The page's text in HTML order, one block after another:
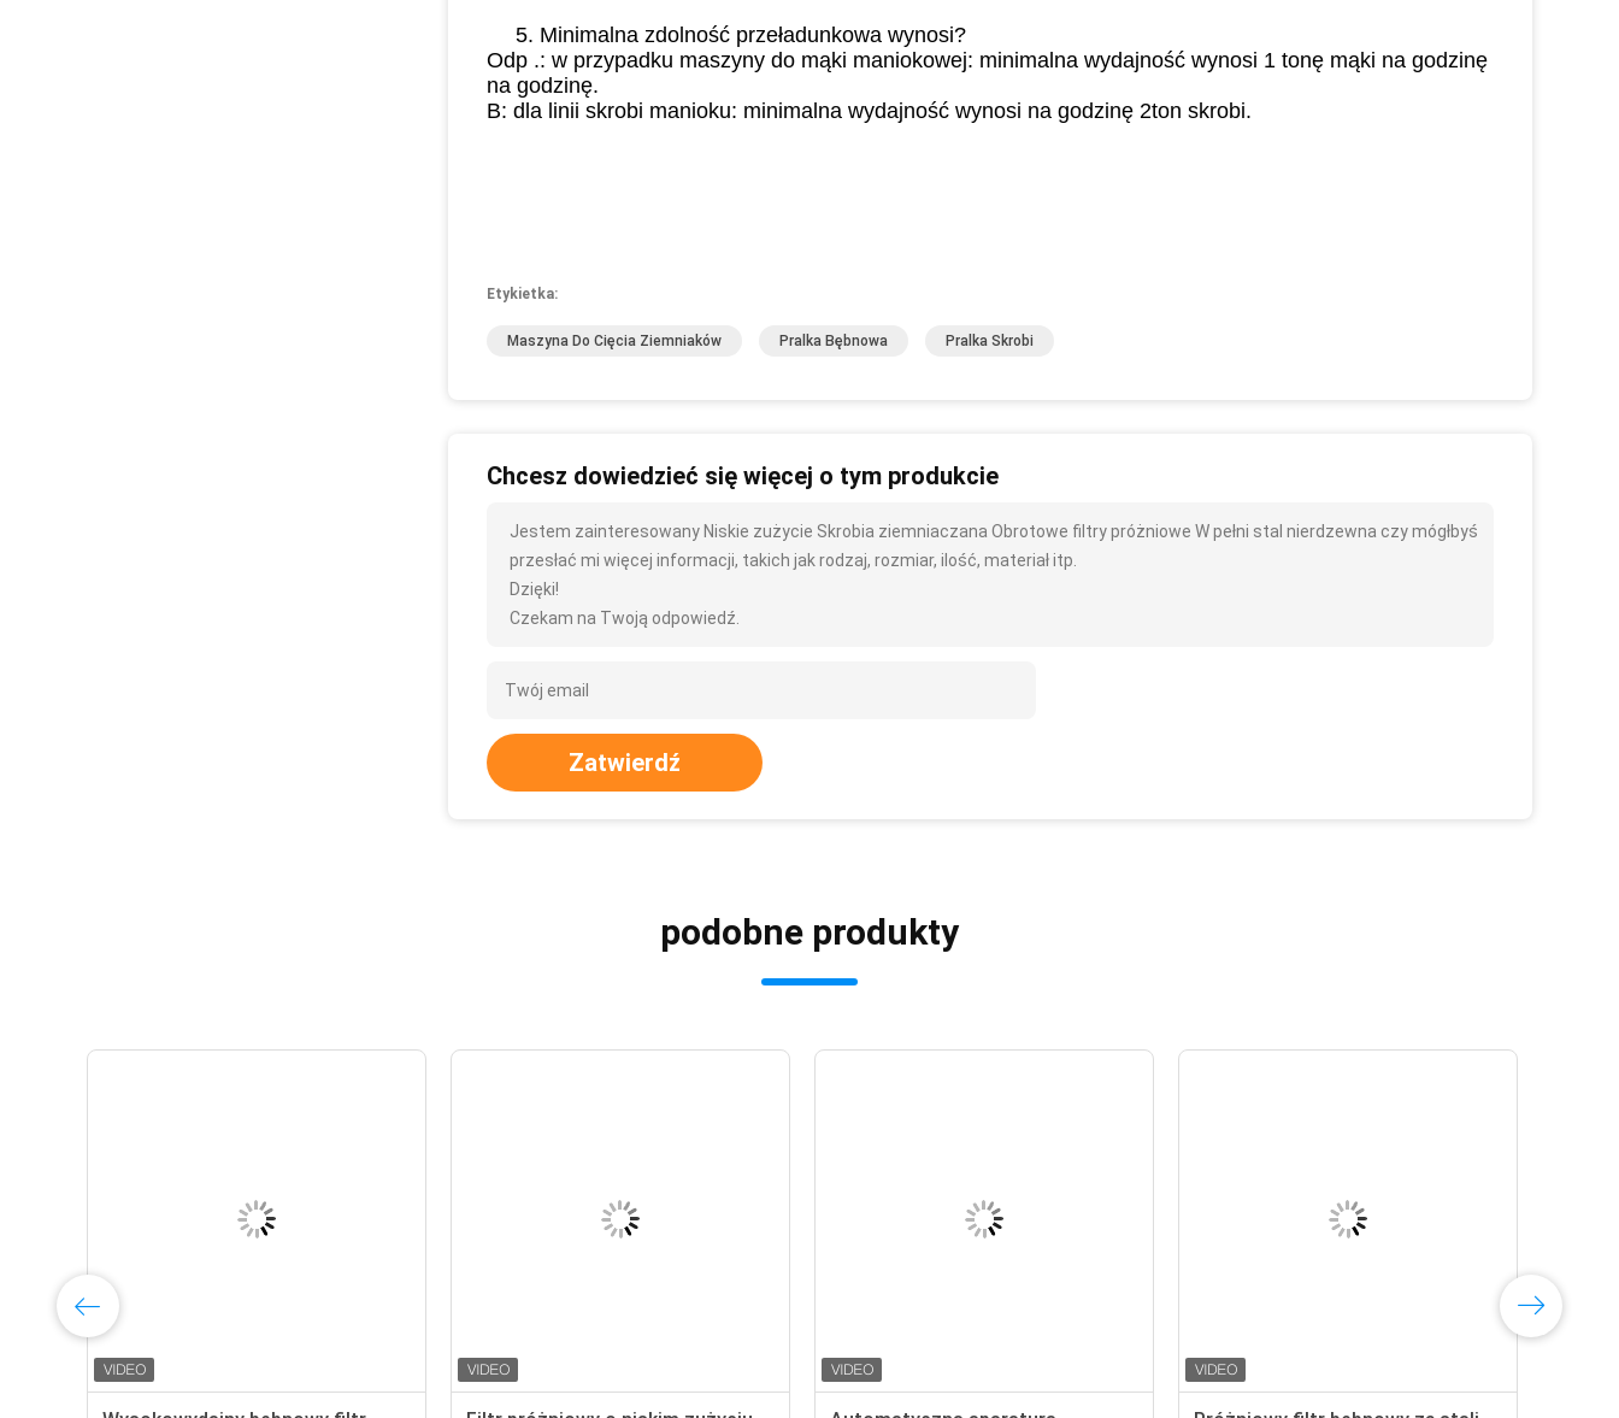
5. Minimalna zdolność przeładunkowa wynosi?
Odp .: w przypadku maszyny do mąki maniokowej: minimalna wydajność wynosi 1 tonę mąki na godzinę
na godzinę.
B: dla linii skrobi manioku: minimalna wydajność wynosi na godzinę 2ton skrobi.
Etykietka:
Maszyna Do Cięcia Ziemniaków Pralka Bębnowa Pralka Skrobi
Chcesz dowiedzieć się więcej o tym produkcie
Jestem zainteresowany Niskie zużycie Skrobia ziemniaczana Obrotowe filtry próżniowe W pełni stal nierdzewna czy mógłbyś
przesłać mi więcej informacji, takich jak rodzaj, rozmiar, ilość, materiał itp.
Dzięki!
Czekam na Twoją odpowiedź.
Zatwierdź
podobne produkty